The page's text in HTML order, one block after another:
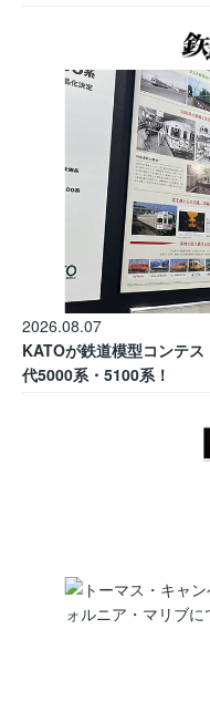
2026.08.07
KATOが鉄道模型コンテ
代5000系・5100系！